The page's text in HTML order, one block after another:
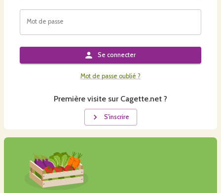
Mot de passe
Se connecter
Mot de passe oublié ?
Première visite sur Cagette.net ?
S'inscrire